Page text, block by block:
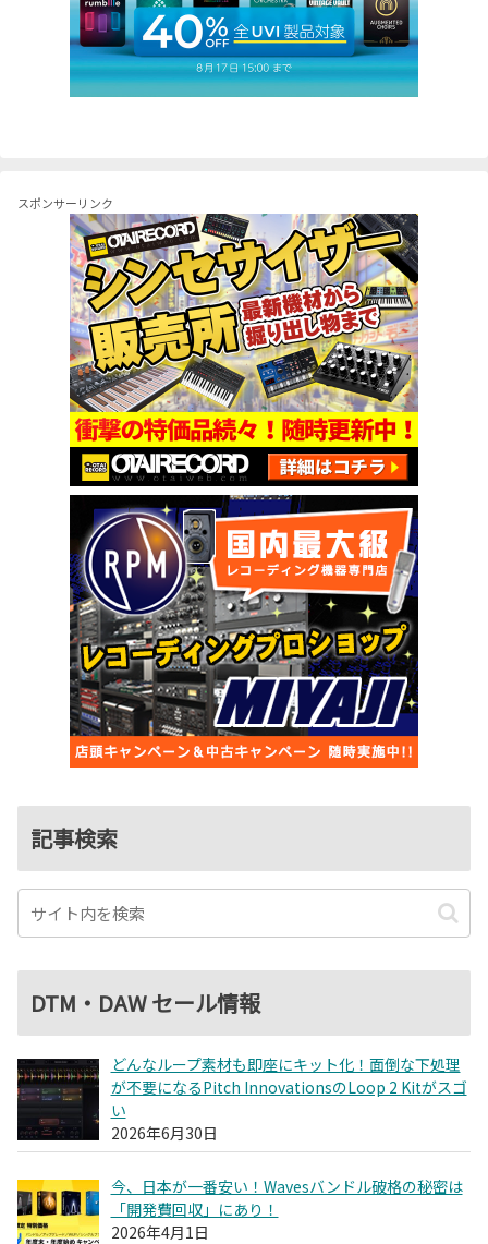
スポンサーリンク
記事検索
DTM・DAW セール情報
どんなループ素材も即座にキット化！面倒な下処理
が不要になるPitch InnovationsのLoop 2 Kitがスゴ
い
2026年6月30日
今、日本が一番安い！Wavesバンドル破格の秘密は
「開発費回収」にあり！
2026年4月1日